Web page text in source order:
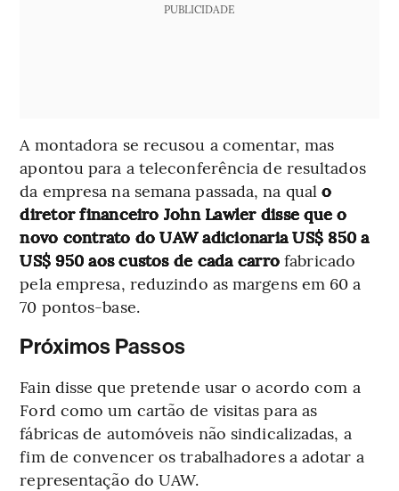
PUBLICIDADE
A montadora se recusou a comentar, mas
apontou para a teleconferência de resultados
da empresa na semana passada, na qual o
diretor financeiro John Lawler disse que o
novo contrato do UAW adicionaria US$ 850 a
US$ 950 aos custos de cada carro fabricado
pela empresa, reduzindo as margens em 60 a
70 pontos-base.
Próximos Passos
Fain disse que pretende usar o acordo com a
Ford como um cartão de visitas para as
fábricas de automóveis não sindicalizadas, a
fim de convencer os trabalhadores a adotar a
representação do UAW.